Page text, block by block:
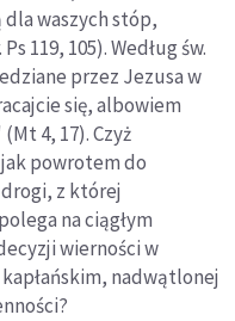
dla waszych stóp,
119, 105). Według św.
przez Jezusa w
się, albowiem
4, 17). Czyż
powrotem do
z której
na ciągłym
wierności w
nadwątlonej